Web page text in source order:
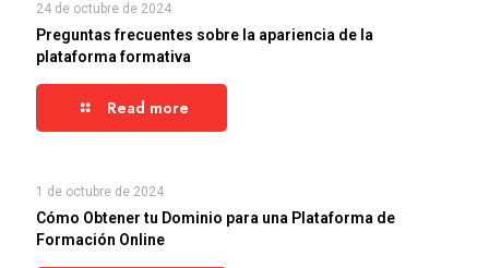
24 de octubre de 2024
Preguntas frecuentes sobre la apariencia de la
plataforma formativa
Read more
1 de octubre de 2024
Cómo Obtener tu Dominio para una Plataforma de
Formación Online